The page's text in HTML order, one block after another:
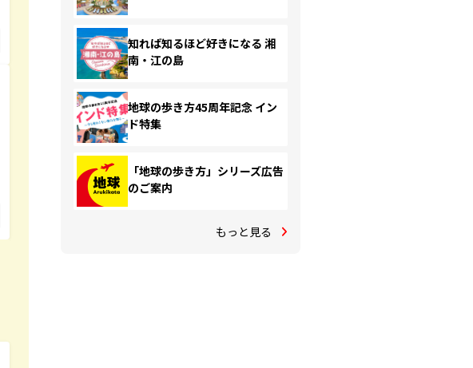
知れば知るほど好きになる 湘
南・江の島
地球の歩き方45周年記念 イン
ド特集
「地球の歩き方」シリーズ広告
のご案内
もっと見る